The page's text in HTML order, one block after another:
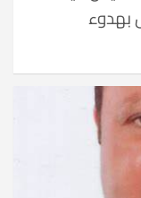
بهدوء